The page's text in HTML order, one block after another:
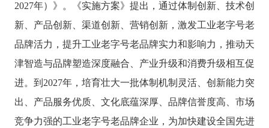
2027年）》。《实施方案》提出，通过体制创新、技术创
新、产品创新、渠道创新、营销创新，激发工业老字号老
品牌活力，提升工业老字号老品牌实力和影响力，推动天
津智造与品牌塑造深度融合、产业升级和消费升级相互促
进。到2027年，培育壮大一批体制机制灵活、创新能力突
出、产品服务优质、文化底蕴深厚、品牌信誉度高、市场
竞争力强的工业老字号老品牌企业，为加快建设全国先进